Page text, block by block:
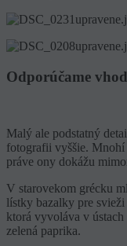
Odporúčame
Malý ale podstatný
fotografii vyššie. Mnohí
práve ony dokážu
V starovekom grécku
lístky bazalky pre
ktorá vyvoláva v
zelená paprika.